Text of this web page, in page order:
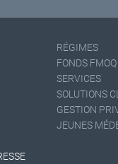
RÉGIMES
FONDS FMOQ
SERVICES
SOLUTIONS
GESTION
JEUNES